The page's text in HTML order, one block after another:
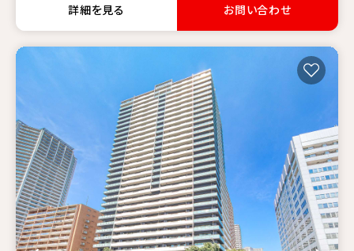
詳細を見る お問い合わせ